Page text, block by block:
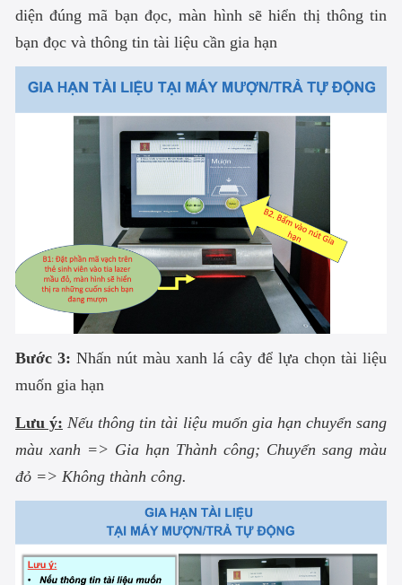
diện đúng mã bạn đọc, màn hình sẽ hiển thị thông tin
bạn đọc và thông tin tài liệu cần gia hạn
Bước 3: Nhấn nút màu xanh lá cây để lựa chọn tài liệu
muốn gia hạn
Lưu ý: Nếu thông tin tài liệu muốn gia hạn chuyển sang
màu xanh => Gia hạn Thành công; Chuyển sang màu
đỏ => Không thành công.